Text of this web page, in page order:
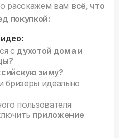
расскажем вам всё, что
покупкой:
с духотой дома и
зиму?
бризеры идеально
пользователя
приложение